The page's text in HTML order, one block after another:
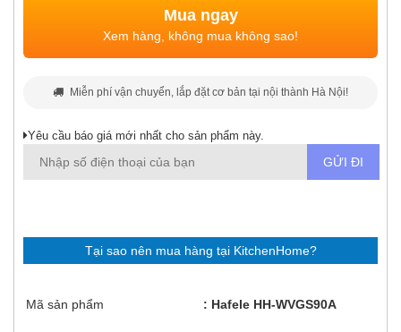
Mua ngay
Xem hàng, không mua không sao!
Miễn phí vận chuyển, lắp đặt cơ bản tại nội thành Hà Nội!
Yêu cầu báo giá mới nhất cho sản phẩm này.
Tại sao nên mua hàng tại KitchenHome?
Mã sản phẩm Hafele HH-WVGS90A